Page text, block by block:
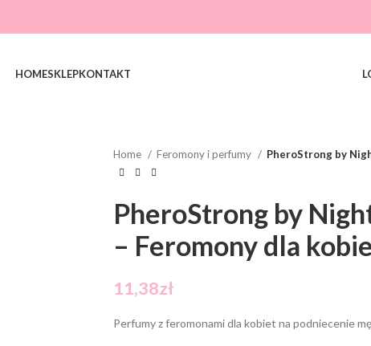
HOMESKLEPKONTAKT
Home
Feromony i perfumy PheroStrong by
PheroStrong by
– Feromony dla
11,38zł
Perfumy z feromonami dla kobiet na podniecenie